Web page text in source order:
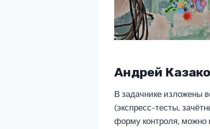
Андрей
В задачнике изложены
(экспресс-тесты,
форму контроля, можно